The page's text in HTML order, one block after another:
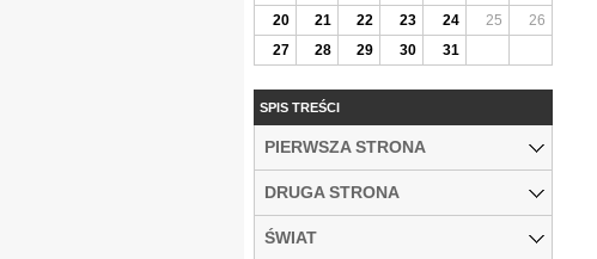
20
21 22 23 24 25
26
27
28 29 30 31
SPIS TREŚCI
PIERWSZA STRONA
DRUGA STRONA
ŚWIAT